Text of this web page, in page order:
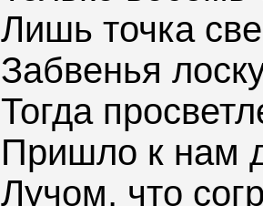
Лишь точка
Забвенья
Тогда
Пришло к нам
Лучом, что